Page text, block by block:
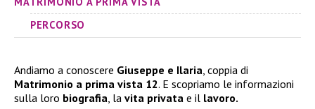
PERCORSO
Andiamo a conoscere Giuseppe e Ilaria, coppia di
Matrimonio a prima vista 12. E scopriamo le informazioni
sulla loro biografia, la vita privata e il lavoro.